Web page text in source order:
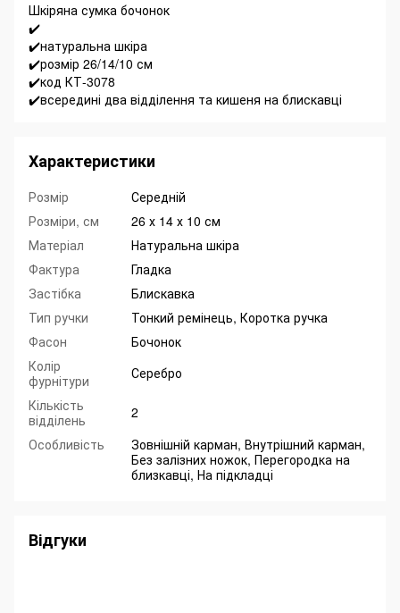
Шкіряна сумка бочонок
✔️
✔️натуральна шкіра
✔️розмір 26/14/10 см
✔️код КТ-3078
✔️всередині два відділення та кишеня на блискавці
Характеристики
Розмір
Середній
Розміри, см
26 х 14 х 10 см
Матеріал
Натуральна шкіра
Фактура
Гладка
Застібка
Блискавка
Тип ручки
Тонкий ремінець, Коротка ручка
Фасон
Бочонок
Колір
фурнітури
Серебро
Кількість
відділень
2
Особливість
Зовнішній карман, Внутрішний карман,
Без залізних ножок, Перегородка на
близкавці, На підкладці
Відгуки